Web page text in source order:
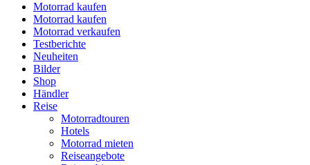
Motorrad kaufen
Motorrad kaufen
Motorrad verkaufen
Testberichte
Neuheiten
Bilder
Shop
Händler
Reise
Motorradtouren
Hotels
Motorrad mieten
Reiseangebote